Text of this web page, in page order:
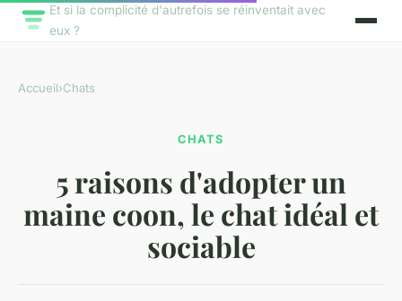
Et si la complicité d'autrefois se réinventait avec
eux ?
Accueil›Chats
CHATS
5 raisons d'adopter un
maine coon, le chat idéal et
sociable